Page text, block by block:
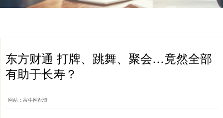
东方财通 打牌、跳舞、聚会…竟然全部
有助于长寿？
网站：富牛网配资